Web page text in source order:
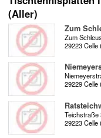
(Aller)
Zum
Zum
29223 Celle
29229 Celle
Teichstraße
29223 Celle